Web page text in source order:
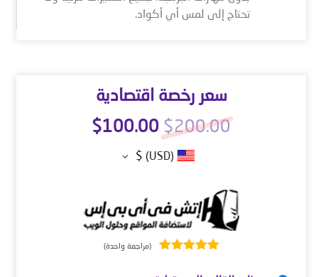
تحتاج إلى لمس أي أكواد.
سعر رخصة اقتصادية
$200.00
$100.00
(USD)
$
(مراجعة واحدة)